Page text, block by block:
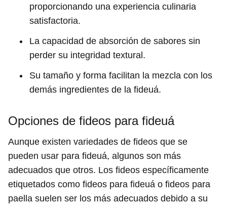
proporcionando una experiencia culinaria
satisfactoria.
La capacidad de absorción de sabores sin
perder su integridad textural.
Su tamaño y forma facilitan la mezcla con los
demás ingredientes de la fideuá.
Opciones de fideos para fideuá
Aunque existen variedades de fideos que se
pueden usar para fideuá, algunos son más
adecuados que otros. Los fideos específicamente
etiquetados como fideos para fideuá o fideos para
paella suelen ser los más adecuados debido a su